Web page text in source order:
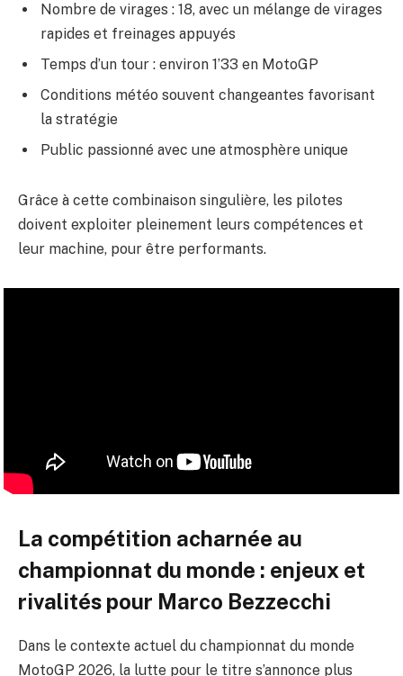
Nombre de virages : 18, avec un mélange de virages
rapides et freinages appuyés
Temps d’un tour : environ 1’33 en MotoGP
Conditions météo souvent changeantes favorisant
la stratégie
Public passionné avec une atmosphère unique
Grâce à cette combinaison singulière, les pilotes
doivent exploiter pleinement leurs compétences et
leur machine, pour être performants.
La compétition acharnée au
championnat du monde : enjeux et
rivalités pour Marco Bezzecchi
Dans le contexte actuel du championnat du monde
MotoGP 2026, la lutte pour le titre s’annonce plus